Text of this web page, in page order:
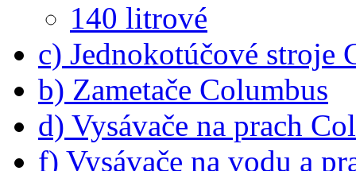
140 litrové
c) Jednokotúčové stroje
b) Zametače Columbus
d) Vysávače na prach
f) Vysávače na vodu a